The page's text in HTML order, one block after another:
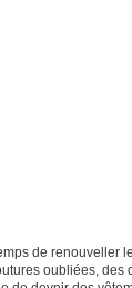
de renouveller
oubliées, des